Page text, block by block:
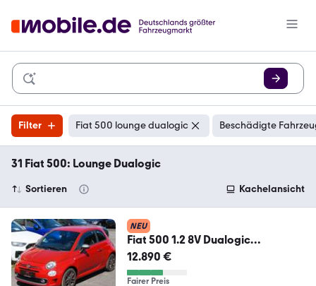
Filter Fiat 500 lounge dualogic Beschädigte
31 Fiat 500: Lounge Dualogic
Sortieren Kachelansicht
NEU
Fiat 500 1.2 8V Dualogic
LOUNGE*KLIMA*UCONNECT*AUT
OM.
12.890 €
Fairer Preis